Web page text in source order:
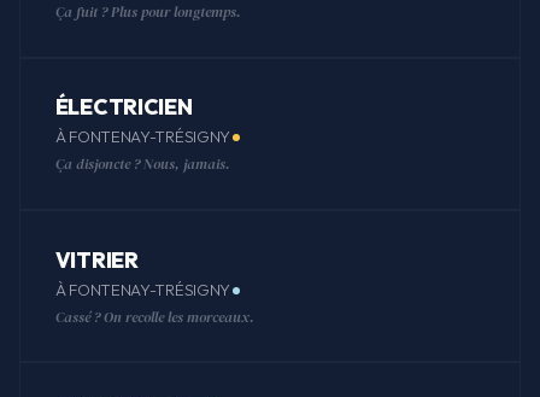
Ça fuit ? Plus pour longtemps.
ÉLECTRICIEN
À FONTENAY-TRÉSIGNY
Ça disjoncte ? Nous, jamais.
VITRIER
À FONTENAY-TRÉSIGNY
Cassé ? On recolle les morceaux.